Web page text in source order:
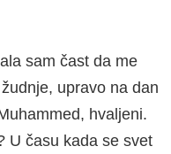
sam čast da me
upravo na dan
hvaljeni.
U času kada se svet